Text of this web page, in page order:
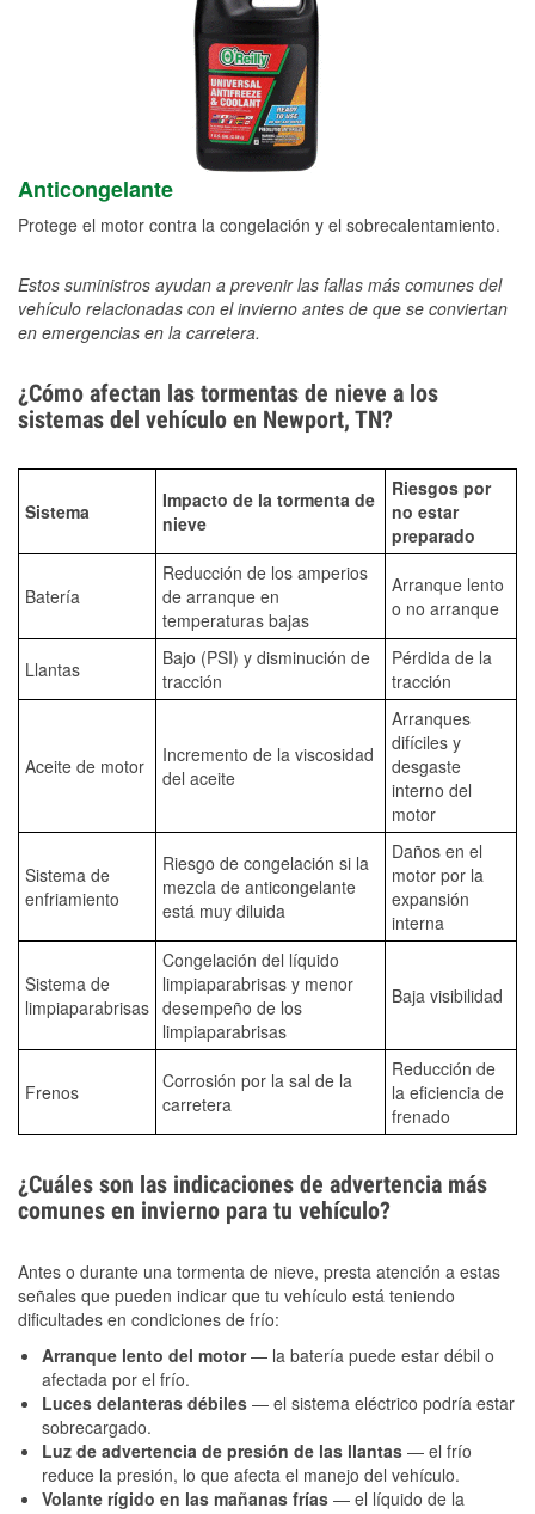
Anticongelante
Protege el motor contra la congelación y el sobrecalentamiento.
Estos suministros ayudan a prevenir las fallas más comunes del
vehículo relacionadas con el invierno antes de que se conviertan
en emergencias en la carretera.
¿Cómo afectan las tormentas de nieve a los
sistemas del vehículo en Newport, TN?
Sistema
Impacto de la tormenta de
nieve
Riesgos por
no estar
preparado
Batería
Reducción de los amperios
de arranque en
temperaturas bajas
Arranque lento
o no arranque
Llantas
Bajo (PSI) y disminución de
tracción
Pérdida de la
tracción
Aceite de motor
Incremento de la viscosidad
del aceite
Arranques
difíciles y
desgaste
interno del
motor
Sistema de
enfriamiento
Riesgo de congelación si la
mezcla de anticongelante
está muy diluida
Daños en el
motor por la
expansión
interna
Sistema de
limpiaparabrisas
Congelación del líquido
limpiaparabrisas y menor
desempeño de los
limpiaparabrisas
Baja visibilidad
Frenos
Corrosión por la sal de la
carretera
Reducción de
la eficiencia de
frenado
¿Cuáles son las indicaciones de advertencia más
comunes en invierno para tu vehículo?
Antes o durante una tormenta de nieve, presta atención a estas
señales que pueden indicar que tu vehículo está teniendo
dificultades en condiciones de frío:
Arranque lento del motor— la batería puede estar débil o
afectada por el frío.
Luces delanteras débiles — el sistema eléctrico podría estar
sobrecargado.
Luz de advertencia de presión de las llantas — el frío
reduce la presión, lo que afecta el manejo del vehículo.
Volante rígido en las mañanas frías — el líquido de la